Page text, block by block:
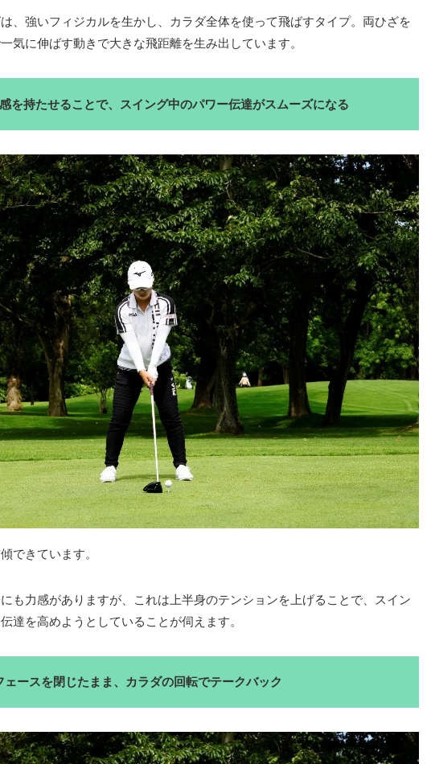
、強いフィジカルを生かし、カラダ全体を使って飛ばすタイプ。両ひざを
気に伸ばす動きで大きな飛距離を生み出しています。
を持たせることで、スイング中のパワー伝達がスムーズになる
できています。
も力感がありますが、これは上半身のテンションを上げることで、スイン
達を高めようとしていることが伺えます。
ェースを閉じたまま、カラダの回転でテークバック